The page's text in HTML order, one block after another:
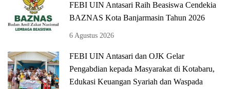
FEBI UIN Antasari Raih Beasiswa Cendekia
BAZNAS Kota Banjarmasin Tahun 2026
6 Agustus 2026
FEBI UIN Antasari dan OJK Gelar
Pengabdian kepada Masyarakat di Kotabaru,
Edukasi Keuangan Syariah dan Waspada